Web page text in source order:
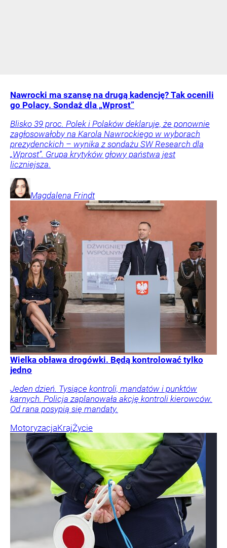
Nawrocki ma szansę na drugą kadencję? Tak ocenili
go Polacy. Sondaż dla „Wprost”
Blisko 39 proc. Polek i Polaków deklaruje, że ponownie
zagłosowałoby na Karola Nawrockiego w wyborach
prezydenckich – wynika z sondażu SW Research dla
„Wprost”. Grupa krytyków głowy państwa jest
liczniejsza.
Magdalena Frindt
Wielka obława drogówki. Będą kontrolować tylko
jedno
Jeden dzień. Tysiące kontroli, mandatów i punktów
karnych. Policja zaplanowała akcję kontroli kierowców.
Od rana posypią się mandaty.
MotoryzacjaKrajŻycie